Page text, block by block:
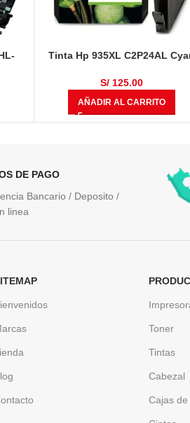
Tinta Hp 935XL C2P24AL
S/ 125.00
AÑADIR AL CARRITO
DE PAGO
Bancario / Deposito /
linea
Toner
Tintas
Cabezal
Cajas